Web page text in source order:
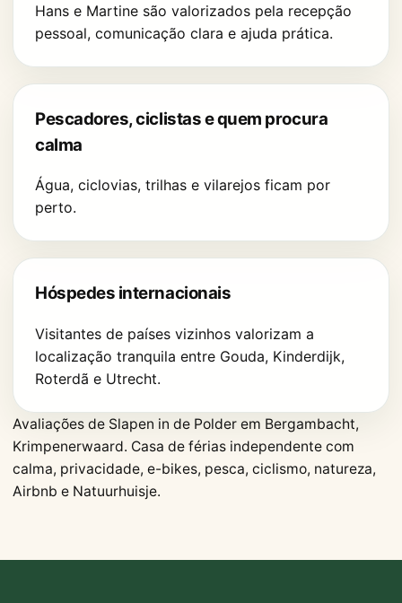
Hans e Martine são valorizados pela recepção
pessoal, comunicação clara e ajuda prática.
Pescadores, ciclistas e quem procura
calma
Água, ciclovias, trilhas e vilarejos ficam por
perto.
Hóspedes internacionais
Visitantes de países vizinhos valorizam a
localização tranquila entre Gouda, Kinderdijk,
Roterdã e Utrecht.
Avaliações de Slapen in de Polder em Bergambacht,
Krimpenerwaard. Casa de férias independente com
calma, privacidade, e-bikes, pesca, ciclismo, natureza,
Airbnb e Natuurhuisje.